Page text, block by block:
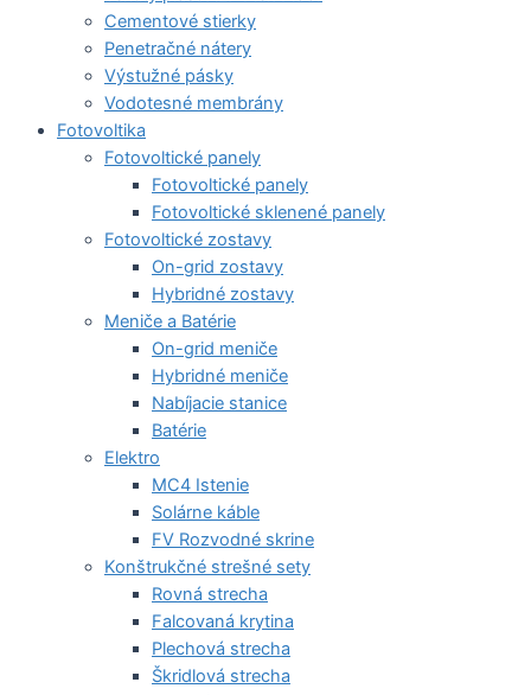
Cementové stierky
Penetračné nátery
Výstužné pásky
Vodotesné membrány
Fotovoltika
Fotovoltické panely
Fotovoltické panely
Fotovoltické sklenené panely
Fotovoltické zostavy
On-grid zostavy
Hybridné zostavy
Meniče a Batérie
On-grid meniče
Hybridné meniče
Nabíjacie stanice
Batérie
Elektro
MC4 Istenie
Solárne káble
FV Rozvodné skrine
Konštrukčné strešné sety
Rovná strecha
Falcovaná krytina
Plechová strecha
Škridlová strecha